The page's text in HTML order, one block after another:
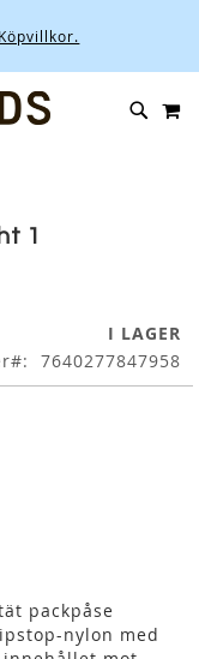
Köpvillkor.
SKIP
1
I LAGER
7640277847958
packpåse
nylon med